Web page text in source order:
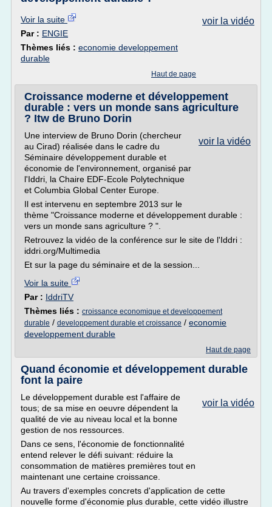
voir la vidéo
Voir la suite
Par : ENGIE
Thèmes liés : economie developpement
durable
Haut de page
Croissance moderne et développement
durable : vers un monde sans agriculture
? Itw de Bruno Dorin
voir la vidéo
Une interview de Bruno Dorin (chercheur
au Cirad) réalisée dans le cadre du
Séminaire développement durable et
économie de l'environnement, organisé par
l'Iddri, la Chaire EDF-Ecole Polytechnique
et Columbia Global Center Europe.
Il est intervenu en septembre 2013 sur le
thème "Croissance moderne et développement durable :
vers un monde sans agriculture ? ".
Retrouvez la vidéo de la conférence sur le site de l'Iddri :
iddri.org/Multimedia
Et sur la page du séminaire et de la session...
Voir la suite
Par : IddriTV
Thèmes liés : croissance economique et developpement
durable / developpement durable et croissance / economie
developpement durable
Haut de page
Quand économie et développement durable
font la paire
voir la vidéo
Le développement durable est l'affaire de
tous; de sa mise en oeuvre dépendent la
qualité de vie au niveau local et la bonne
gestion de nos ressources.
Dans ce sens, l'économie de fonctionnalité
entend relever le défi suivant: réduire la
consommation de matières premières tout en
maintenant une certaine croissance.
Au travers d'exemples concrets d'application de cette
nouvelle forme d'économie plus durable, cette vidéo illustre